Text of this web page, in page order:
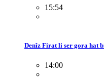
15:54
Denîz Firat li ser gora hat
14:00